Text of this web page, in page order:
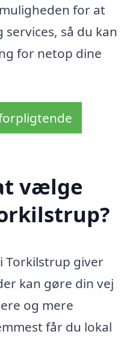
for at
så du kan
for netop dine
vælge
Torkilstrup giver
kan gøre din vej
og mere
får du lokal